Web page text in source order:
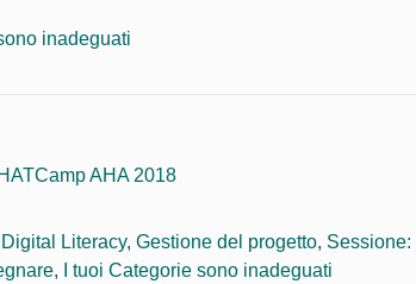
inadeguati
AHA 2018
Digital Literacy, Gestione del progetto,
, I tuoi Categorie sono inadeguati